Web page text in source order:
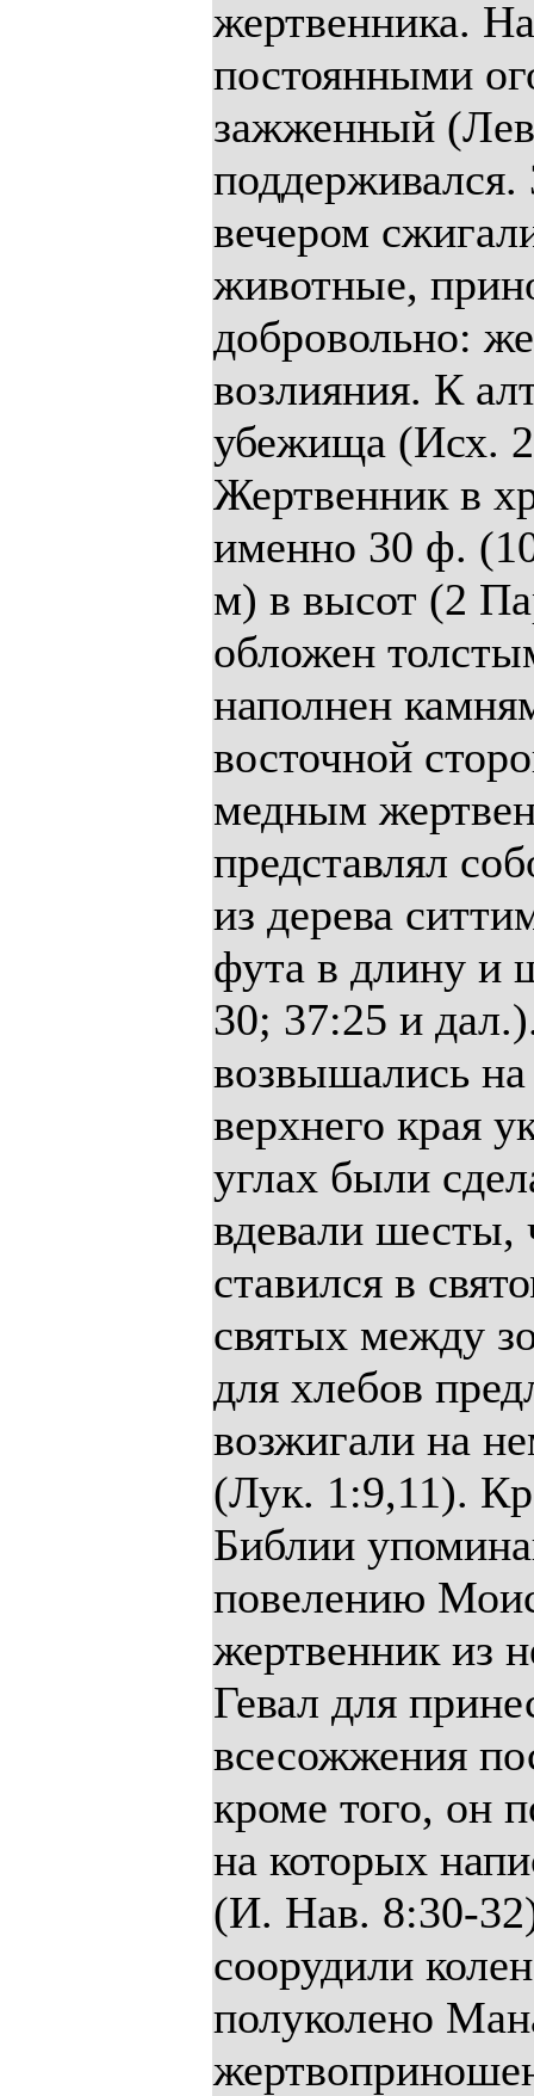
жертвенника.
постоянными
зажженный
вечером
животные,
добровольно:
возлияния. К
убежища (Исх.
Жертвенник в
именно 30 ф.
м) в высот (2
обложен
наполнен
восточной
медным
представлял
из дерева
фута в длину и
30; 37:25 и
возвышались на
верхнего края
углах были
вдевали шесты,
ставился в
святых между
для хлебов
возжигали на
(Лук. 1:9,11).
Библии
повелению
жертвенник из
Гевал для
всесожжения
кроме того, он
на которых
(И. Нав. 8:30-
соорудили
полуколено